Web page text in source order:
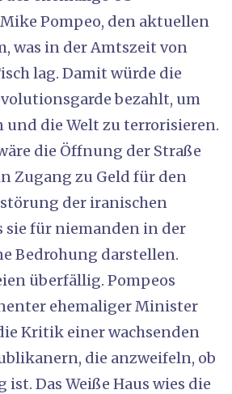
Pompeo, den aktuellen
was in der Amtszeit von
lag. Damit würde die
bezahlt, um
und die Welt zu terrorisieren.
die Öffnung der Straße
Zugang zu Geld für den
der iranischen
sie für niemanden in der
Bedrohung darstellen.
überfällig. Pompeos
ehemaliger Minister
Kritik einer wachsenden
die anzweifeln, ob
Das Weiße Haus wies die